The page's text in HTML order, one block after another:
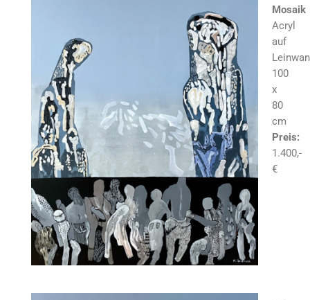
Mosaik
Acryl
auf
100
x
80
cm
Preis:
1.400,-
€